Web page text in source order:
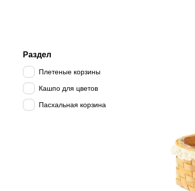
Раздел
Плетеные корзины
Кашпо для цветов
Пасхальная корзина